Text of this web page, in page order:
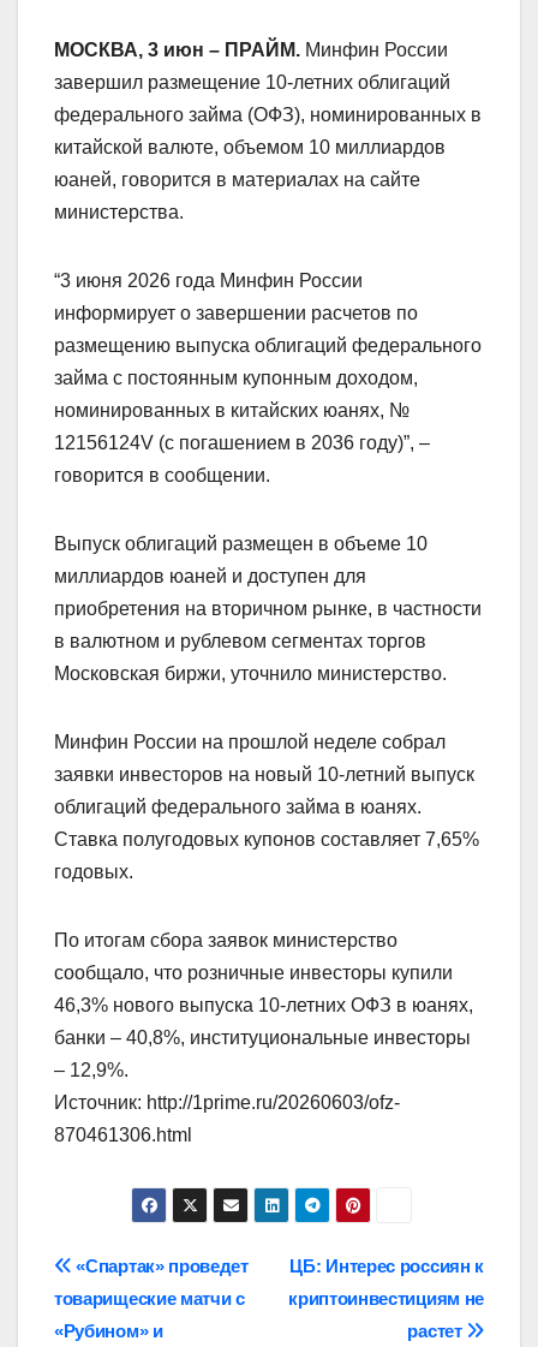
МОСКВА, 3 июн – ПРАЙМ. Минфин России
завершил размещение 10-летних облигаций
федерального займа (ОФЗ), номинированных в
китайской валюте, объемом 10 миллиардов
юаней, говорится в материалах на сайте
министерства.
“3 июня 2026 года Минфин России
информирует о завершении расчетов по
размещению выпуска облигаций федерального
займа с постоянным купонным доходом,
номинированных в китайских юанях, №
12156124V (с погашением в 2036 году)”, –
говорится в сообщении.
Выпуск облигаций размещен в объеме 10
миллиардов юаней и доступен для
приобретения на вторичном рынке, в частности
в валютном и рублевом сегментах торгов
Московская биржи, уточнило министерство.
Минфин России на прошлой неделе собрал
заявки инвесторов на новый 10-летний выпуск
облигаций федерального займа в юанях.
Ставка полугодовых купонов составляет 7,65%
годовых.
По итогам сбора заявок министерство
сообщало, что розничные инвесторы купили
46,3% нового выпуска 10-летних ОФЗ в юанях,
банки – 40,8%, институциональные инвесторы
– 12,9%.
Источник: http://1prime.ru/20260603/ofz-
870461306.html
Навигация
по
ЦБ: Интерес россиян к
криптоинвестициям не
растет
«Спартак» проведет
товарищеские матчи с
«Рубином» и